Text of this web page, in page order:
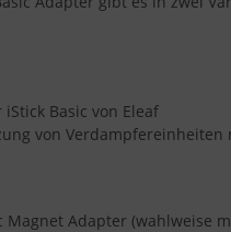
Basic von Eleaf
von Verdampfereinheiten
Magnet Adapter (wahlweise